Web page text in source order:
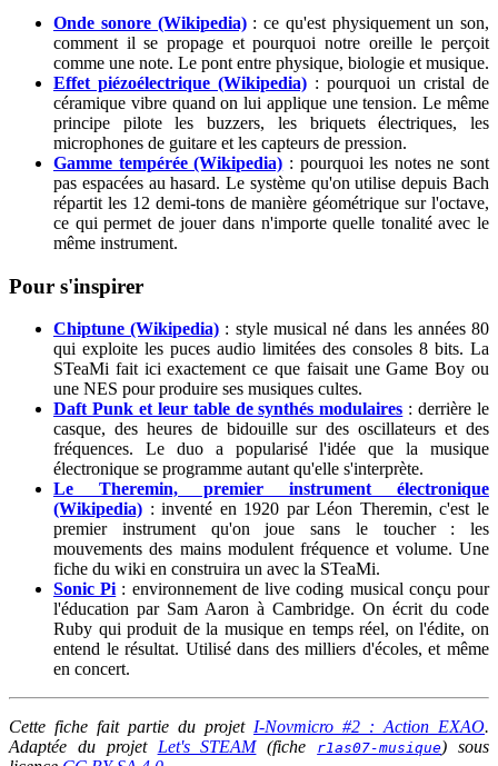
Onde sonore (Wikipedia): ce qu'est physiquement un son,
comment il se propage et pourquoi notre oreille le perçoit
comme une note. Le pont entre physique, biologie et musique.
Effet piézoélectrique (Wikipedia) : pourquoi un cristal de
céramique vibre quand on lui applique une tension. Le même
principe pilote les buzzers, les briquets électriques, les
microphones de guitare et les capteurs de pression.
Gamme tempérée (Wikipedia) : pourquoi les notes ne sont
pas espacées au hasard. Le système qu'on utilise depuis Bach
répartit les 12 demi-tons de manière géométrique sur l'octave,
ce qui permet de jouer dans n'importe quelle tonalité avec le
même instrument.
Pour s'inspirer
Chiptune (Wikipedia) : style musical né dans les années 80
qui exploite les puces audio limitées des consoles 8 bits. La
STeaMi fait ici exactement ce que faisait une Game Boy ou
une NES pour produire ses musiques cultes.
Daft Punk et leur table de synthés modulaires : derrière le
casque, des heures de bidouille sur des oscillateurs et des
fréquences. Le duo a popularisé l'idée que la musique
électronique se programme autant qu'elle s'interprète.
Le Theremin, premier instrument électronique
(Wikipedia) : inventé en 1920 par Léon Theremin, c'est le
premier instrument qu'on joue sans le toucher : les
mouvements des mains modulent fréquence et volume. Une
fiche du wiki en construira un avec la STeaMi.
Sonic Pi : environnement de live coding musical conçu pour
l'éducation par Sam Aaron à Cambridge. On écrit du code
Ruby qui produit de la musique en temps réel, on l'édite, on
entend le résultat. Utilisé dans des milliers d'écoles, et même
en concert.
Cette fiche fait partie du projet I-Novmicro #2 : Action EXAO.
Adaptée du projet Let's STEAM(fiche r1as07-musique) sous